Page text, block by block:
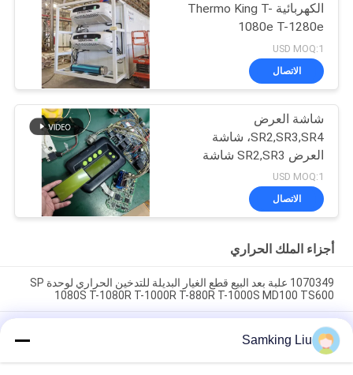
الكهربائية Thermo King T-
1080e T-1280e
USD MOQ:1
الاتصال
شاشة العرض
SR2,SR3,SR4، شاشة
العرض SR2,SR3 شاشة
العرض CA-8452372
شاشة LCD من نوع العرض
الأخضر لـ THERMO KING
الغيار بعد البيع
USD MOQ:1
الاتصال
أجزاء الملك الحراري
1070349 علبة بعد البيع قطع الغيار البديلة للتدخين الحراري لوحدة SP
1080S T-1080R T-1000R T-880R T-1000S MD100 TS600
الوحدة T-1080S T-1080R T-1000R T-880R T-1000S MD100
TS600
Samking Liu